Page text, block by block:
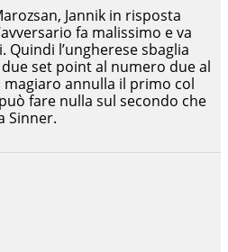
Jannik in risposta
fa malissimo e va
l’ungherese sbaglia
set point al numero due al
annulla il primo col
fare nulla sul secondo che
Sinner.